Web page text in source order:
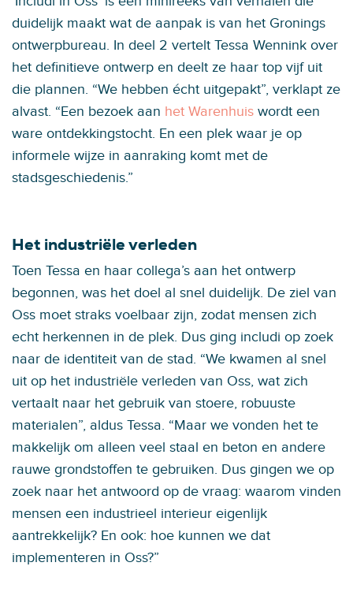
duidelijk maakt wat de aanpak is van het Gronings
ontwerpbureau. In deel 2 vertelt Tessa Wennink over
het definitieve ontwerp en deelt ze haar top vijf uit
die plannen. “We hebben écht uitgepakt”, verklapt ze
alvast. “Een bezoek aan het Warenhuis wordt een
ware ontdekkingstocht. En een plek waar je op
informele wijze in aanraking komt met de
stadsgeschiedenis.”
Het industriële verleden
Toen Tessa en haar collega’s aan het ontwerp
begonnen, was het doel al snel duidelijk. De ziel van
Oss moet straks voelbaar zijn, zodat mensen zich
echt herkennen in de plek. Dus ging includi op zoek
naar de identiteit van de stad. “We kwamen al snel
uit op het industriële verleden van Oss, wat zich
vertaalt naar het gebruik van stoere, robuuste
materialen”, aldus Tessa. “Maar we vonden het te
makkelijk om alleen veel staal en beton en andere
rauwe grondstoffen te gebruiken. Dus gingen we op
zoek naar het antwoord op de vraag: waarom vinden
mensen een industrieel interieur eigenlijk
aantrekkelijk? En ook: hoe kunnen we dat
implementeren in Oss?”